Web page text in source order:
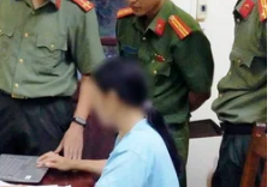
trên GoFood tăng hơn gấp đôi
với cùng kỳ năm 2021. (Ảnh:
quen mua sắm nói
ăn uống của người